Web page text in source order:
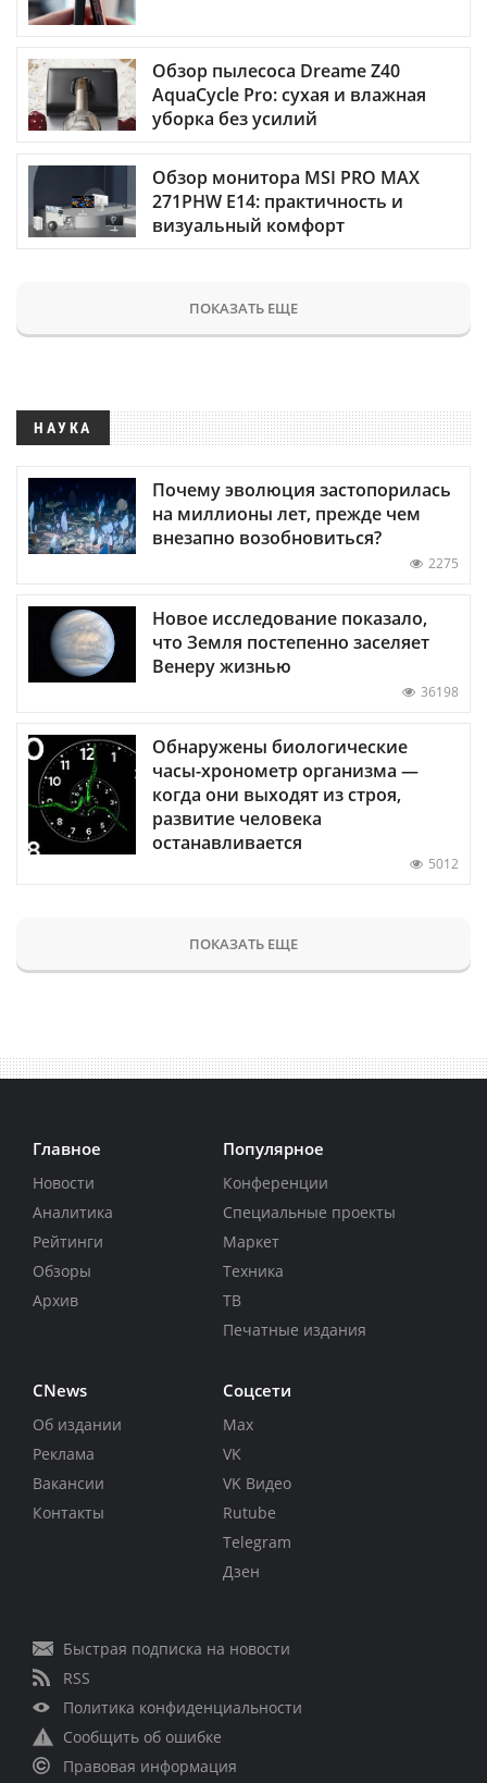
Обзор пылесоса Dreame Z40
AquaCycle Pro: сухая и влажная
уборка без усилий
Обзор монитора MSI PRO MAX
271PHW E14: практичность и
визуальный комфорт
ПОКАЗАТЬ ЕЩЕ
НАУКА
Почему эволюция застопорилась
на миллионы лет, прежде чем
внезапно возобновиться?
2275
Новое исследование показало,
что Земля постепенно заселяет
Венеру жизнью
36198
Обнаружены биологические
часы-хронометр организма —
когда они выходят из строя,
развитие человека
останавливается
5012
ПОКАЗАТЬ ЕЩЕ
Главное
Новости
Аналитика
Рейтинги
Обзоры
Архив
Популярное
Конференции
Специальные проекты
Маркет
Техника
ТВ
Печатные издания
CNews
Об издании
Реклама
Вакансии
Контакты
Соцсети
Max
VK
VK Видео
Rutube
Telegram
Дзен
Быстрая подписка на новости
RSS
Политика конфиденциальности
Сообщить об ошибке
Правовая информация